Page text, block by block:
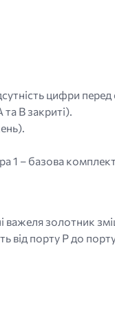
цифри перед
B закриті).
1 – базова
важеля золотник
від порту P до